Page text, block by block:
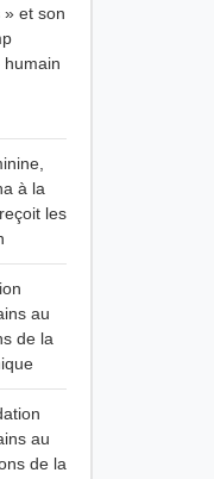
et son
à la
les
au
de la
au
de la